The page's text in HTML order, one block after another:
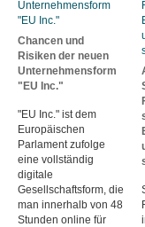
Chancen und
Risiken der neuen
Unternehmensform
"EU Inc."
"EU Inc." ist dem
Europäischen
Parlament zufolge
eine vollständig
digitale
Gesellschaftsform, die
man innerhalb von 48
Stunden online für